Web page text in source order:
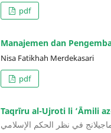
pdf
Manajemen dan
Nisa Fatikhah Merdekasari
pdf
Taqrīru al-ʽUjroti li ‘Āmili
في نظر الحكم الإسلامي